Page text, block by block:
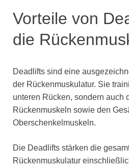
Vorteile von
die
Deadlifts sind eine
der Rückenmuskulatur. Sie
unteren Rücken, sondern auch
Rückenmuskeln sowie den
Oberschenkelmuskeln.
Die Deadlifts stärken die
Rückenmuskulatur